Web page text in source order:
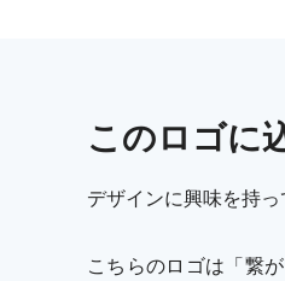
このロゴに
デザインに興味を持
こちらのロゴは「繋